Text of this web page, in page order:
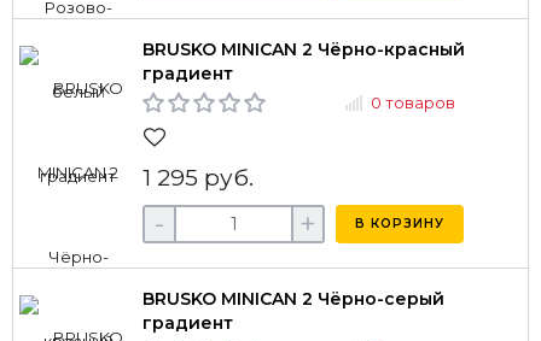
BRUSKO MINICAN 2 Чёрно-красный
градиент
0 товаров
1 295 руб.
- + В КОРЗИНУ
BRUSKO MINICAN 2 Чёрно-серый
градиент